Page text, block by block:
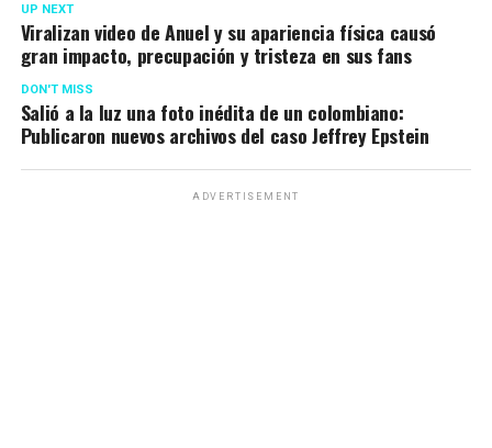
UP NEXT
Viralizan video de Anuel y su apariencia física causó
gran impacto, precupación y tristeza en sus fans
DON'T MISS
Salió a la luz una foto inédita de un colombiano:
Publicaron nuevos archivos del caso Jeffrey Epstein
ADVERTISEMENT